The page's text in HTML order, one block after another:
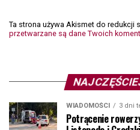
Ta strona używa Akismet do redukcji
przetwarzane są dane Twoich
WIADOMOŚCI 3 dni
Potrącenie